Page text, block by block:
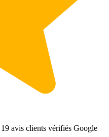
19 avis clients vérifiés Google